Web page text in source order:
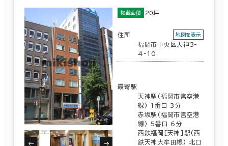
掲載面積 20坪
住所
福岡市中央区天神3-
4-10
地図を表示
最寄駅
天神駅(福岡市営空港
線) 1番口 3分
赤坂駅(福岡市営空港
線) 5番口 6分
西鉄福岡[天神]駅(西
鉄天神大牟田線) 北口